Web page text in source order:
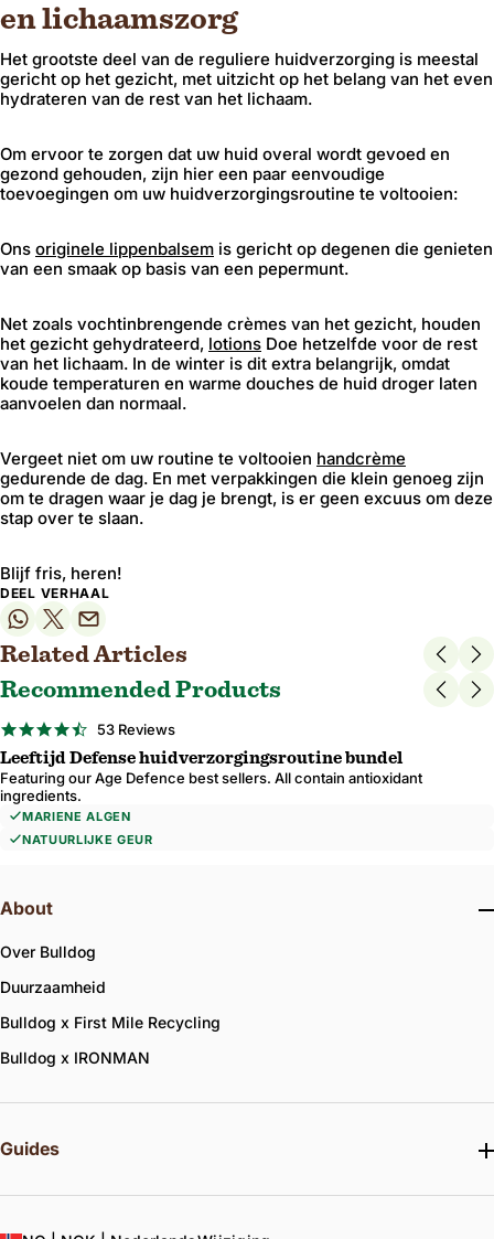
en lichaamszorg
Het grootste deel van de reguliere huidverzorging is meestal
gericht op het gezicht, met uitzicht op het belang van het even
hydrateren van de rest van het lichaam.
Om ervoor te zorgen dat uw huid overal wordt gevoed en
gezond gehouden, zijn hier een paar eenvoudige
toevoegingen om uw huidverzorgingsroutine te voltooien:
Ons originele lippenbalsem is gericht op degenen die genieten
van een smaak op basis van een pepermunt.
Net zoals vochtinbrengende crèmes van het gezicht, houden
het gezicht gehydrateerd, lotions Doe hetzelfde voor de rest
van het lichaam. In de winter is dit extra belangrijk, omdat
koude temperaturen en warme douches de huid droger laten
aanvoelen dan normaal.
Vergeet niet om uw routine te voltooien handcrème
gedurende de dag. En met verpakkingen die klein genoeg zijn
om te dragen waar je dag je brengt, is er geen excuus om deze
stap over te slaan.
Blijf fris, heren!
DEEL VERHAAL
Related Articles
Recommended Products
BESTSELLER
4.6
star
rating
53 Reviews
Leeftijd Defense huidverzorgingsroutine bundel
Featuring our Age Defence best sellers. All contain antioxidant
ingredients.
MARIENE ALGEN
NATUURLIJKE GEUR
About
Over Bulldog
Duurzaamheid
Bulldog x First Mile Recycling
Bulldog x IRONMAN
Guides